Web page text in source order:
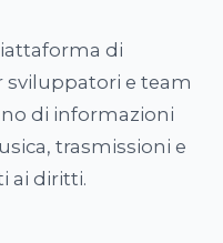
di
e team
di informazioni
trasmissioni e
ai diritti.